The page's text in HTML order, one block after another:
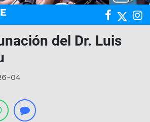
del Dr. Luis
04